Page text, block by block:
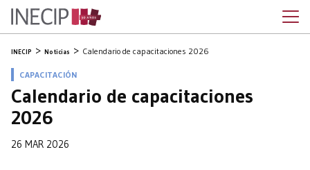
INECIP Noticias Calendario de capacitaciones 2026
CAPACITACIÓN
Calendario de capacitaciones
2026
26 MAR 2026